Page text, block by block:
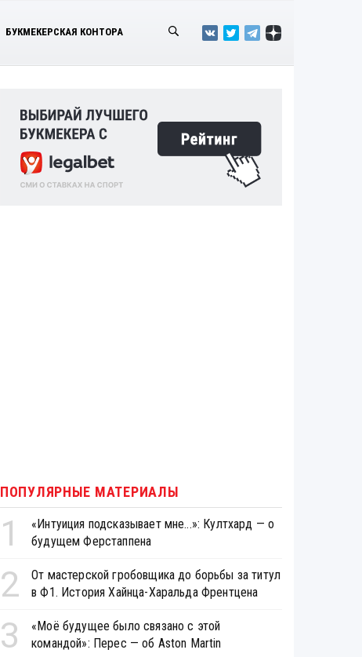
БУКМЕКЕРСКАЯ КОНТОРА
ПОПУЛЯРНЫЕ МАТЕРИАЛЫ
1
«Интуиция подсказывает мне...»: Култхард — о
будущем Ферстаппена
2
От мастерской гробовщика до борьбы за титул
в Ф1. История Хайнца-Харальда Френтцена
3
«Моё будущее было связано с этой
командой»: Перес — об Aston Martin